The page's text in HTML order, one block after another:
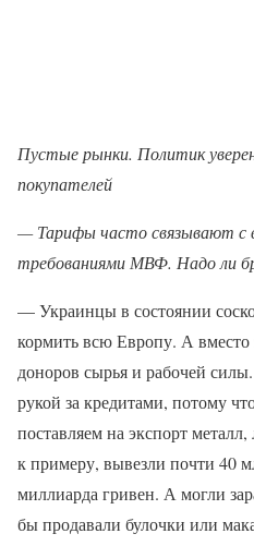
Пустые рынки. Политик
покупателей
— Тарифы часто связывают с
требованиями МВФ. Надо ли
— Украинцы в состоянии
кормить всю Европу. А вместо
доноров сырья и рабочей
рукой за кредитами, потому
поставляем на экспорт
к примеру, вывезли почти 40
миллиарда гривен. А могли
бы продавали булочки или